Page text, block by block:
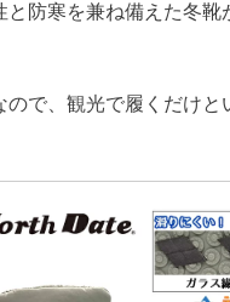
と防寒を兼ね備えた冬靴
ので、観光で履くだけと